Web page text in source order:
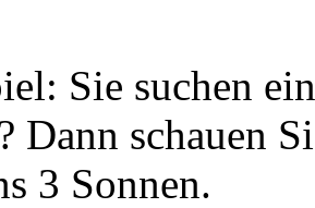
Sie suchen
Dann schauen
3 Sonnen.